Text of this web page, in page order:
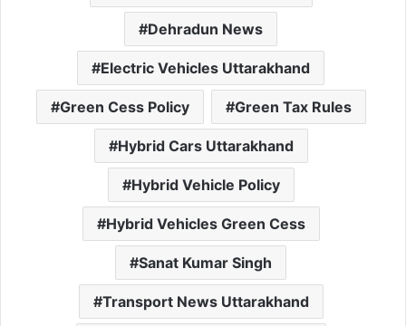
Dehradun News
Electric Vehicles Uttarakhand
Green Cess Policy Green Tax Rules
Hybrid Cars Uttarakhand
Hybrid Vehicle Policy
Hybrid Vehicles Green Cess
Sanat Kumar Singh
Transport News Uttarakhand